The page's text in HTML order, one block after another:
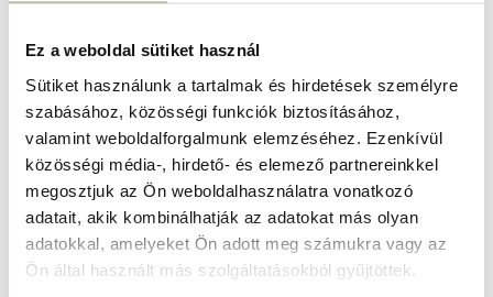
Ez a weboldal sütiket használ
Sütiket használunk a tartalmak és hirdetések személyre
szabásához, közösségi funkciók biztosításához,
valamint weboldalforgalmunk elemzéséhez. Ezenkívül
közösségi média-, hirdető- és elemező partnereinkkel
megosztjuk az Ön weboldalhasználatra vonatkozó
adatait, akik kombinálhatják az adatokat más olyan
adatokkal, amelyeket Ön adott meg számukra vagy az
Ön által használt más szolgáltatásokból gyűjtöttek.
és nemzetközi vadászatokon, és elkötelezett abban,
hogy a vadászat hagyományait, etikáját és felelős
szemléletét minél szélesebb körben
megismertesse. A Vinifera Vadász Hétvégéjén a
résztvevők személyesen is találkozhatnak vele,
megismerhetik tapasztalatait, vadásztörténeteit.
Inspiráló személyisége és szakmai tudása
garantáltan még különlegesebbé teszi ezt az
eseményt, legyen szó akár tapasztalt vadászokról,